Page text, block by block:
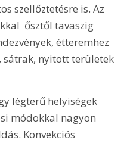
szellőztetésre is. Az
ősztől tavaszig
étteremhez
sátrak, nyitott területek
légterű helyiségek
módokkal nagyon
Konvekciós